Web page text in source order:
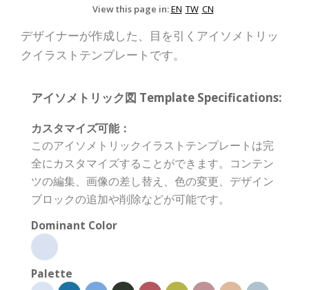
View this page in:EN TW CN
デザイナーが作成した、目を引くアイソメトリッ
クイラストテンプレートです。
アイソメトリック図 Template Specifications:
カスタマイズ可能：
このアイソメトリックイラストテンプレートは完
全にカスタマイズすることができます。コンテン
ツの編集、画像の差し替え、色の変更、デザイン
ブロックの追加や削除などが可能です。
Dominant Color
Palette